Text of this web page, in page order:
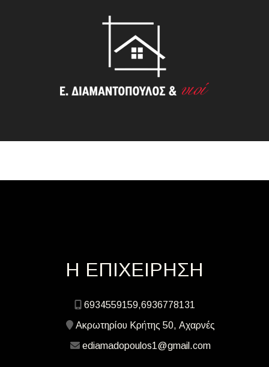
Η ΕΠΙΧΕΙΡΗΣΗ
6934559159,6936778131
Ακρωτηρίου Κρήτης 50, Αχαρνές
ediamadopoulos1@gmail.com